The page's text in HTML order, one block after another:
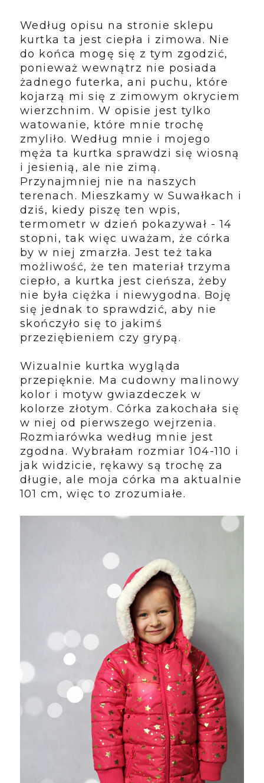
Według opisu na stronie sklepu
kurtka ta jest ciepła i zimowa. Nie
do końca mogę się z tym zgodzić,
ponieważ wewnątrz nie posiada
żadnego futerka, ani puchu, które
kojarzą mi się z zimowym okryciem
wierzchnim. W opisie jest tylko
watowanie, które mnie trochę
zmyliło. Według mnie i mojego
męża ta kurtka sprawdzi się wiosną
i jesienią, ale nie zimą.
Przynajmniej nie na naszych
terenach. Mieszkamy w Suwałkach i
dziś, kiedy piszę ten wpis,
termometr w dzień pokazywał - 14
stopni, tak więc uważam, że córka
by w niej zmarzła. Jest też taka
możliwość, że ten materiał trzyma
ciepło, a kurtka jest cieńsza, żeby
nie była ciężka i niewygodna. Boję
się jednak to sprawdzić, aby nie
skończyło się to jakimś
przeziębieniem czy grypą.
Wizualnie kurtka wygląda
przepięknie. Ma cudowny malinowy
kolor i motyw gwiazdeczek w
kolorze złotym. Córka zakochała się
w niej od pierwszego wejrzenia.
Rozmiarówka według mnie jest
zgodna. Wybrałam rozmiar 104-110 i
jak widzicie, rękawy są trochę za
długie, ale moja córka ma aktualnie
101 cm, więc to zrozumiałe.